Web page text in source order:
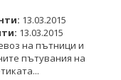
13.03.2015
13.03.2015
на пътници и
пътувания на